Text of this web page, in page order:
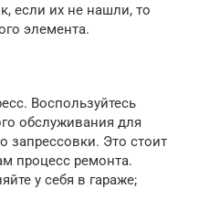
если их не нашли, то
элемента.
Воспользуйтесь
обслуживания для
запрессовки. Это стоит
процесс ремонта.
у себя в гараже;